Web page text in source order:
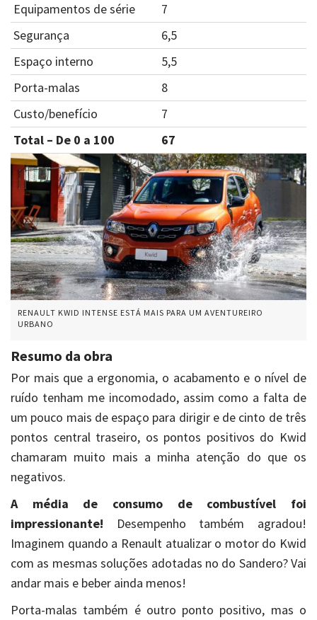
Equipamentos de série
7
Segurança
6,5
Espaço interno
5,5
Porta-malas
8
Custo/benefício
7
Total – De 0 a 100
67
RENAULT KWID INTENSE ESTÁ MAIS PARA UM AVENTUREIRO
URBANO
Resumo da obra
Por mais que a ergonomia, o acabamento e o nível de
ruído tenham me incomodado, assim como a falta de
um pouco mais de espaço para dirigir e de cinto de três
pontos central traseiro, os pontos positivos do Kwid
chamaram muito mais a minha atenção do que os
negativos.
A média de consumo de combustível foi
impressionante! Desempenho também agradou!
Imaginem quando a Renault atualizar o motor do Kwid
com as mesmas soluções adotadas no do Sandero? Vai
andar mais e beber ainda menos!
Porta-malas também é outro ponto positivo, mas o